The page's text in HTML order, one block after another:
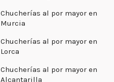
Chucherías al por mayor en
Murcia
Chucherías al por mayor en
Lorca
Chucherías al por mayor en
Alcantarilla